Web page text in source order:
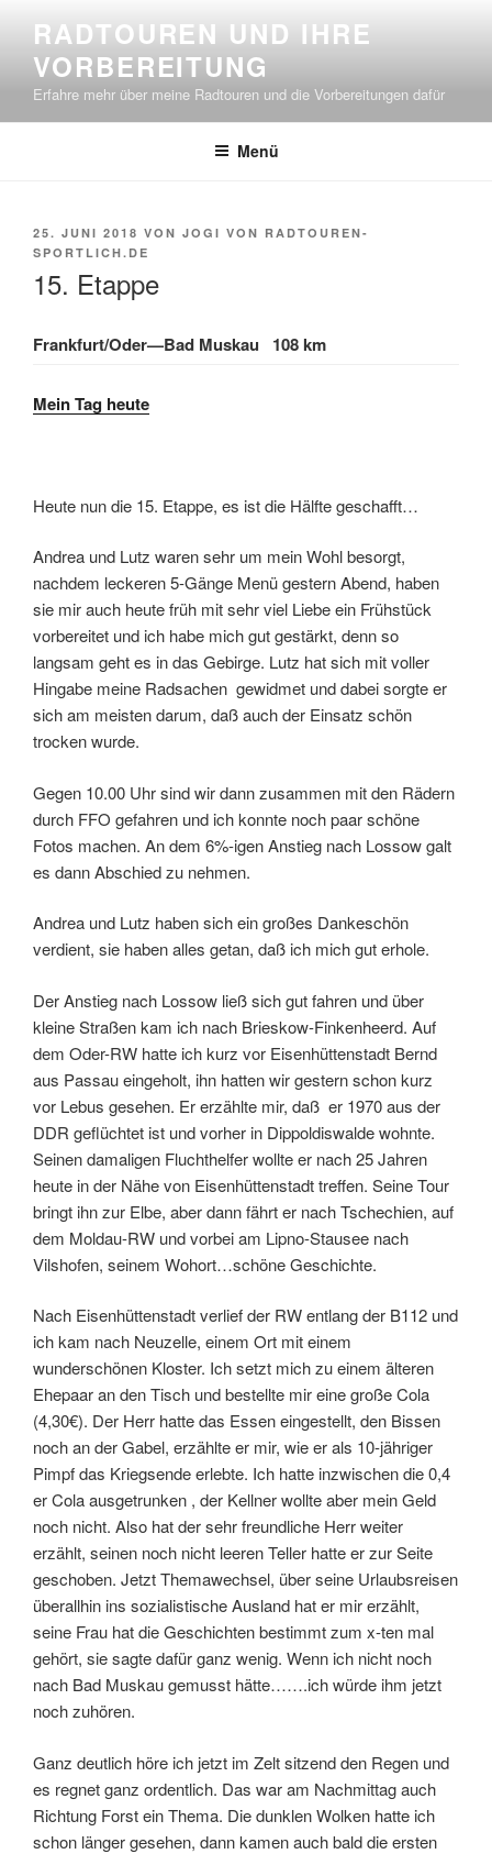
springen
RADTOUREN UND IHRE
VORBEREITUNG
Erfahre mehr über meine Radtouren und die Vorbereitungen dafür
Menü
VERÖFFENTLICHT
AM
25. JUNI 2018 VON JOGI VON RADTOUREN-
SPORTLICH.DE
15. Etappe
Frankfurt/Oder—Bad Muskau 108 km
Mein Tag heute
Heute nun die 15. Etappe, es ist die Hälfte geschafft…
Andrea und Lutz waren sehr um mein Wohl besorgt,
nachdem leckeren 5-Gänge Menü gestern Abend, haben
sie mir auch heute früh mit sehr viel Liebe ein Frühstück
vorbereitet und ich habe mich gut gestärkt, denn so
langsam geht es in das Gebirge. Lutz hat sich mit voller
Hingabe meine Radsachen gewidmet und dabei sorgte er
sich am meisten darum, daß auch der Einsatz schön
trocken wurde.
Gegen 10.00 Uhr sind wir dann zusammen mit den Rädern
durch FFO gefahren und ich konnte noch paar schöne
Fotos machen. An dem 6%-igen Anstieg nach Lossow galt
es dann Abschied zu nehmen.
Andrea und Lutz haben sich ein großes Dankeschön
verdient, sie haben alles getan, daß ich mich gut erhole.
Der Anstieg nach Lossow ließ sich gut fahren und über
kleine Straßen kam ich nach Brieskow-Finkenheerd. Auf
dem Oder-RW hatte ich kurz vor Eisenhüttenstadt Bernd
aus Passau eingeholt, ihn hatten wir gestern schon kurz
vor Lebus gesehen. Er erzählte mir, daß er 1970 aus der
DDR geflüchtet ist und vorher in Dippoldiswalde wohnte.
Seinen damaligen Fluchthelfer wollte er nach 25 Jahren
heute in der Nähe von Eisenhüttenstadt treffen. Seine Tour
bringt ihn zur Elbe, aber dann fährt er nach Tschechien, auf
dem Moldau-RW und vorbei am Lipno-Stausee nach
Vilshofen, seinem Wohort…schöne Geschichte.
Nach Eisenhüttenstadt verlief der RW entlang der B112 und
ich kam nach Neuzelle, einem Ort mit einem
wunderschönen Kloster. Ich setzt mich zu einem älteren
Ehepaar an den Tisch und bestellte mir eine große Cola
(4,30€). Der Herr hatte das Essen eingestellt, den Bissen
noch an der Gabel, erzählte er mir, wie er als 10-jähriger
Pimpf das Kriegsende erlebte. Ich hatte inzwischen die 0,4
er Cola ausgetrunken , der Kellner wollte aber mein Geld
noch nicht. Also hat der sehr freundliche Herr weiter
erzählt, seinen noch nicht leeren Teller hatte er zur Seite
geschoben. Jetzt Themawechsel, über seine Urlaubsreisen
überallhin ins sozialistische Ausland hat er mir erzählt,
seine Frau hat die Geschichten bestimmt zum x-ten mal
gehört, sie sagte dafür ganz wenig. Wenn ich nicht noch
nach Bad Muskau gemusst hätte…….ich würde ihm jetzt
noch zuhören.
Ganz deutlich höre ich jetzt im Zelt sitzend den Regen und
es regnet ganz ordentlich. Das war am Nachmittag auch
Richtung Forst ein Thema. Die dunklen Wolken hatte ich
schon länger gesehen, dann kamen auch bald die ersten